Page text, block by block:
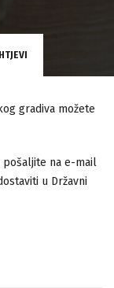
gradiva možete
pošaljite na e-mail
u Državni